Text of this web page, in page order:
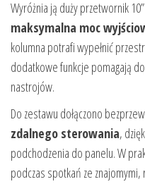
Wyróżnia ją duży przetwornik
maksymalna moc
kolumna potrafi wypełnić
dodatkowe funkcje pomagają
nastrojów.
Do zestawu dołączono
zdalnego sterowania,
podchodzenia do panelu. W
podczas spotkań ze